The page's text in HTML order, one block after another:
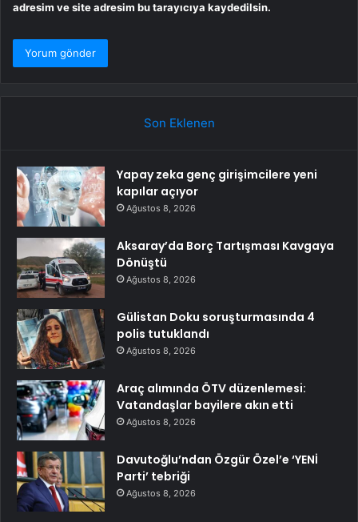
adresim ve site adresim bu tarayıcıya kaydedilsin.
Son Eklenen
Yapay zeka genç girişimcilere yeni
kapılar açıyor
Ağustos 8, 2026
Aksaray’da Borç Tartışması Kavgaya
Dönüştü
Ağustos 8, 2026
Gülistan Doku soruşturmasında 4
polis tutuklandı
Ağustos 8, 2026
Araç alımında ÖTV düzenlemesi:
Vatandaşlar bayilere akın etti
Ağustos 8, 2026
Davutoğlu’ndan Özgür Özel’e ‘YENİ
Parti’ tebriği
Ağustos 8, 2026